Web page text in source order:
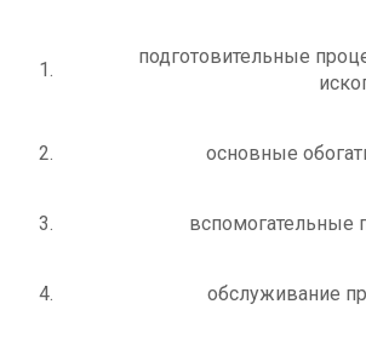
1.
подготовительные
2. основные
3. вспомогательные
4. обслуживание